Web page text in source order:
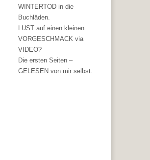
WINTERTOD in die
Buchläden.
LUST auf einen kleinen
VORGESCHMACK via
VIDEO?
Die ersten Seiten –
GELESEN von mir selbst: